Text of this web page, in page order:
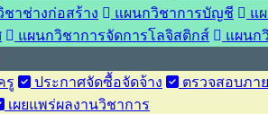
ชาช่างก่อสร้าง แผนกวิชาการบัญชี
แ
แผนกวิชาการจัดการโลจิสติกส์ แผนก
รู ประกาศจัดซื้อจัดจ้าง
ตรวจสอบภา
เผยแพร่ผลงานวิชาการ